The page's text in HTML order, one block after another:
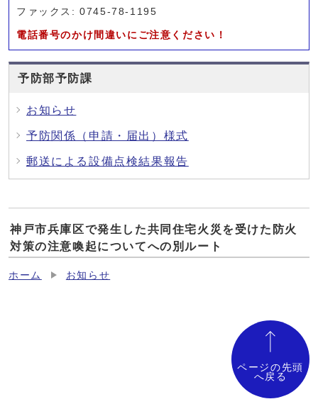
ファックス: 0745-78-1195
電話番号のかけ間違いにご注意ください！
予防部予防課
お知らせ
予防関係（申請・届出）様式
郵送による設備点検結果報告
神戸市兵庫区で発生した共同住宅火災を受けた防火
対策の注意喚起についてへの別ルート
ホーム お知らせ
ページの先頭
へ戻る